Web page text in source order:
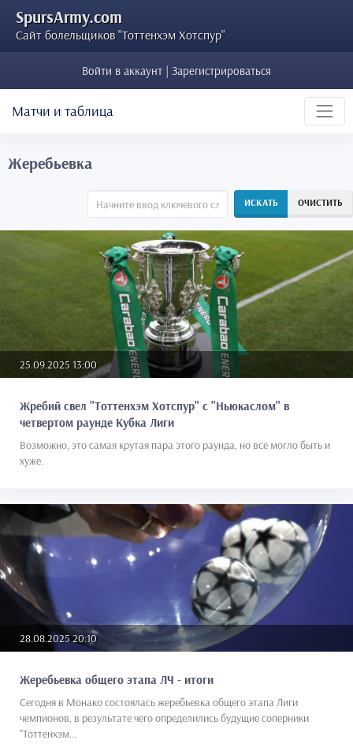
SpursArmy.com
Сайт болельщиков "Тоттенхэм Хотспур"
Войти в аккаунт | Зарегистрироваться
Матчи и таблица
Жеребьевка
ИСКАТЬ ОЧИСТИТЬ
25.09.2025 13:00
Жребий свел "Тоттенхэм Хотспур" с "Ньюкаслом" в
четвертом раунде Кубка Лиги
Возможно, это самая крутая пара этого раунда, но все могло быть и
хуже.
28.08.2025 20:10
Жеребьевка общего этапа ЛЧ - итоги
Сегодня в Монако состоялась жеребьевка общего этапа Лиги
чемпионов, в результате чего определились будущие соперники
"Тоттенхэм...